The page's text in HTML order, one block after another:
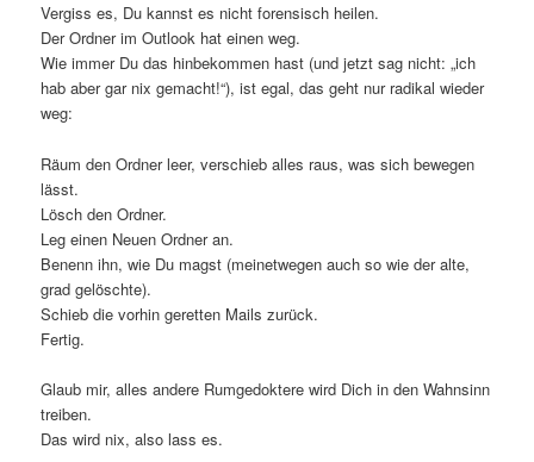
Vergiss es, Du kannst es nicht forensisch heilen.
Der Ordner im Outlook hat einen weg.
Wie immer Du das hinbekommen hast (und jetzt sag nicht: „ich
hab aber gar nix gemacht!“), ist egal, das geht nur radikal wieder
weg:
Räum den Ordner leer, verschieb alles raus, was sich bewegen
lässt.
Lösch den Ordner.
Leg einen Neuen Ordner an.
Benenn ihn, wie Du magst (meinetwegen auch so wie der alte,
grad gelöschte).
Schieb die vorhin geretten Mails zurück.
Fertig.
Glaub mir, alles andere Rumgedoktere wird Dich in den Wahnsinn
treiben.
Das wird nix, also lass es.